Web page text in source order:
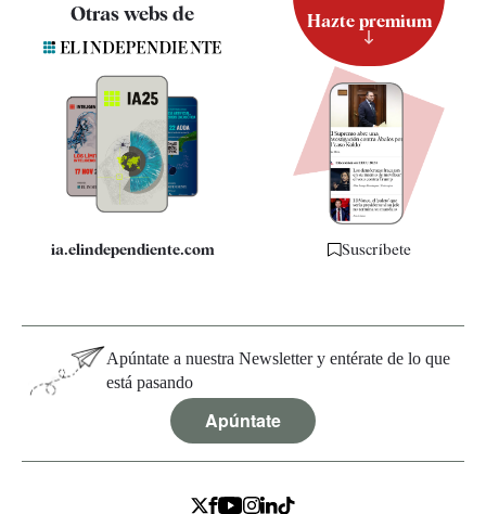
Quiénes somos
Especificaciones
Otras webs de
ia.elindependiente.com
Hazte premium
Suscríbete
Apúntate a nuestra Newsletter y entérate de lo que
está pasando
Apúntate